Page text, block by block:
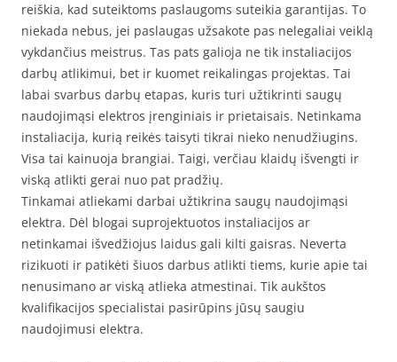
reiškia, kad suteiktoms paslaugoms suteikia garantijas. To
niekada nebus, jei paslaugas užsakote pas nelegaliai veiklą
vykdančius meistrus. Tas pats galioja ne tik instaliacijos
darbų atlikimui, bet ir kuomet reikalingas projektas. Tai
labai svarbus darbų etapas, kuris turi užtikrinti saugų
naudojimąsi elektros įrenginiais ir prietaisais. Netinkama
instaliacija, kurią reikės taisyti tikrai nieko nenudžiugins.
Visa tai kainuoja brangiai. Taigi, verčiau klaidų išvengti ir
viską atlikti gerai nuo pat pradžių.
Tinkamai atliekami darbai užtikrina saugų naudojimąsi
elektra. Dėl blogai suprojektuotos instaliacijos ar
netinkamai išvedžiojus laidus gali kilti gaisras. Neverta
rizikuoti ir patikėti šiuos darbus atlikti tiems, kurie apie tai
nenusimano ar viską atlieka atmestinai. Tik aukštos
kvalifikacijos specialistai pasirūpins jūsų saugiu
naudojimusi elektra.